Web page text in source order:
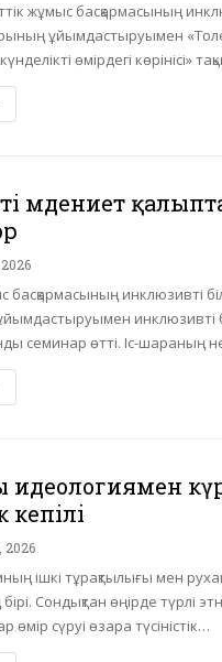
жұмыс басқармасының
ұйымдастыруымен
өмірдегі көрінісі»
мәдениет
басқармасының инклюзивті
инклюзивті
семинар өтті. Іс-шараның
идеологиямен
кепілі
2026
ішкі тұрақтылығы мен рухани
Сондықтан өңірде түрлі
өмір сүруі өзара түсіністік…